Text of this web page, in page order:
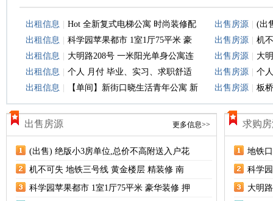
出租信息 Hot 全新复式电梯公寓 时尚装修配 出售房源
(出
出租信息
科学园苹果都市 1室1厅75平米 豪 出售房源
机
出租信息
大明路208号 一米阳光单身公寓连 出售房源
大
出租信息
个人 月付 毕业、实习、求职舒适 出售房源
个
出租信息
【单间】新街口晓生活青年公寓 新 出售房源 板
出售房源 更多信息>>
(出售) 绝版小3房单位,总价不高附送入户花
机不可失 地铁三号线 黄金楼层 精装修 南
科学园苹果都市 1室1厅75平米 豪华装修 押
求购
地铁
科学
大明